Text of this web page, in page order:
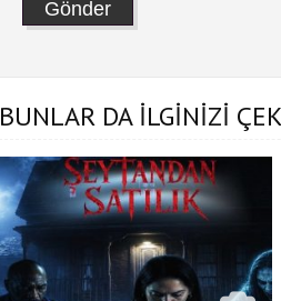
BUNLAR DA İLGİNİZİ